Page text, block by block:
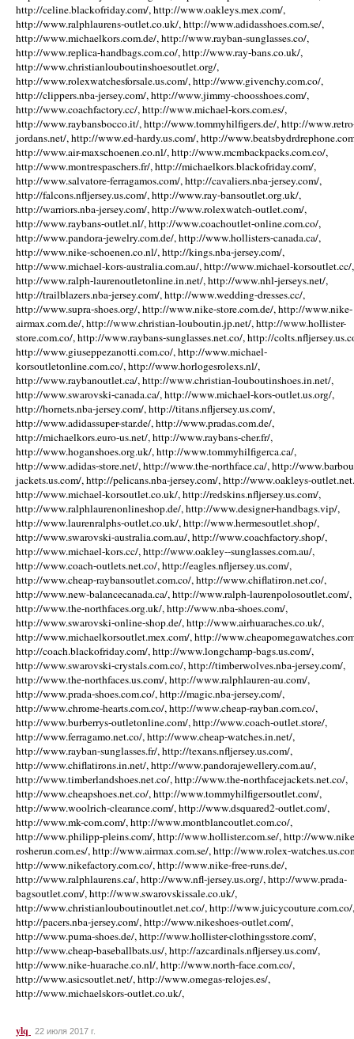
http://celine.blackofriday.com/, http://www.oakleys.mex.com/,
http://www.ralphlaurens-outlet.co.uk/, http://www.adidasshoes.com.se/,
http://www.michaelkors.com.de/, http://www.rayban-sunglasses.co/,
http://www.replica-handbags.com.co/, http://www.ray-bans.co.uk/,
http://www.christianlouboutinshoesoutlet.org/,
http://www.rolexwatchesforsale.us.com/, http://www.givenchy.com.co/,
http://clippers.nba-jersey.com/, http://www.jimmy-choosshoes.com/,
http://www.coachfactory.cc/, http://www.michael-kors.com.es/,
http://www.raybansbocco.it/, http://www.tommyhilfigers.de/, http://
jordans.net/, http://www.ed-hardy.us.com/, http://
http://www.air-maxschoenen.co.nl/, http://www.mcmbackpacks.com.co/,
http://www.montrespaschers.fr/, http://michaelkors.blackofriday.com/,
http://www.salvatore-ferragamos.com/, http://cavaliers.nba-jersey.com/,
http://falcons.nfljersey.us.com/, http://www.ray-bansoutlet.org.uk/,
http://warriors.nba-jersey.com/, http://www.rolexwatch-outlet.com/,
http://www.raybans-outlet.nl/, http://www.coachoutlet-online.com.co/,
http://www.pandora-jewelry.com.de/, http://www.hollisters-canada.ca/,
http://www.nike-schoenen.co.nl/, http://kings.nba-jersey.com/,
http://www.michael-kors-australia.com.au/, http://www.michael-korsoutlet.cc/,
http://www.ralph-laurenoutletonline.in.net/, http://www.nhl-jerseys.net/,
http://trailblazers.nba-jersey.com/, http://www.wedding-dresses.cc/,
http://www.supra-shoes.org/, http://www.nike-store.com.de/, http://www.nike-
airmax.com.de/, http://www.christian-louboutin.jp.net/, http://www.hollister-
store.com.co/, http://www.raybans-sunglasses.net.co/, http://
http://www.giuseppezanotti.com.co/, http://www.michael-
korsoutletonline.com.co/, http://www.horlogesrolexs.nl/,
http://www.raybanoutlet.ca/, http://www.christian-louboutinshoes.in.net/,
http://www.swarovski-canada.ca/, http://www.michael-kors-outlet.us.org/,
http://hornets.nba-jersey.com/, http://titans.nfljersey.us.com/,
http://www.adidassuper-star.de/, http://www.pradas.com.de/,
http://michaelkors.euro-us.net/, http://www.raybans-cher.fr/,
http://www.hoganshoes.org.uk/, http://www.tommyhilfigerca.ca/,
http://www.adidas-store.net/, http://www.the-northface.ca/, http://
jackets.us.com/, http://pelicans.nba-jersey.com/, http://www.oakleys-
http://www.michael-korsoutlet.co.uk/, http://redskins.nfljersey.us.com/,
http://www.ralphlaurenonlineshop.de/, http://www.designer-handbags.vip/,
http://www.laurenralphs-outlet.co.uk/, http://www.hermesoutlet.shop/,
http://www.swarovski-australia.com.au/, http://www.coachfactory.shop/,
http://www.michael-kors.cc/, http://www.oakley--sunglasses.com.au/,
http://www.coach-outlets.net.co/, http://eagles.nfljersey.us.com/,
http://www.cheap-raybansoutlet.com.co/, http://www.chiflatiron.net.co/,
http://www.new-balancecanada.ca/, http://www.ralph-laurenpolosoutlet.com/,
http://www.the-northfaces.org.uk/, http://www.nba-shoes.com/,
http://www.swarovski-online-shop.de/, http://www.airhuaraches.co.uk/,
http://www.michaelkorsoutlet.mex.com/, http://
http://coach.blackofriday.com/, http://www.longchamp-bags.us.com/,
http://www.swarovski-crystals.com.co/, http://timberwolves.nba-jersey.com/,
http://www.the-northfaces.us.com/, http://www.ralphlauren-au.com/,
http://www.prada-shoes.com.co/, http://magic.nba-jersey.com/,
http://www.chrome-hearts.com.co/, http://www.cheap-rayban.com.co/,
http://www.burberrys-outletonline.com/, http://www.coach-outlet.store/,
http://www.ferragamo.net.co/, http://www.cheap-watches.in.net/,
http://www.rayban-sunglasses.fr/, http://texans.nfljersey.us.com/,
http://www.chiflatirons.in.net/, http://www.pandorajewellery.com.au/,
http://www.timberlandshoes.net.co/, http://www.the-northfacejackets.net.co/,
http://www.cheapshoes.net.co/, http://www.tommyhilfigersoutlet.com/,
http://www.woolrich-clearance.com/, http://www.dsquared2-outlet.com/,
http://www.mk-com.com/, http://www.montblancoutlet.com.co/,
http://www.philipp-pleins.com/, http://www.hollister.com.se/, http://
rosherun.com.es/, http://www.airmax.com.se/, http://www.rolex-
http://www.nikefactory.com.co/, http://www.nike-free-runs.de/,
http://www.ralphlaurens.ca/, http://www.nfl-jersey.us.org/, http://www.prada-
bagsoutlet.com/, http://www.swarovskissale.co.uk/,
http://www.christianlouboutinoutlet.net.co/, http://www.juicycouture.com.co/,
http://pacers.nba-jersey.com/, http://www.nikeshoes-outlet.com/,
http://www.puma-shoes.de/, http://www.hollister-clothingsstore.com/,
http://www.cheap-baseballbats.us/, http://azcardinals.nfljersey.us.com/,
http://www.nike-huarache.co.nl/, http://www.north-face.com.co/,
http://www.asicsoutlet.net/, http://www.omegas-relojes.es/,
http://www.michaelskors-outlet.co.uk/,
ylq 22 июля 2017 г.